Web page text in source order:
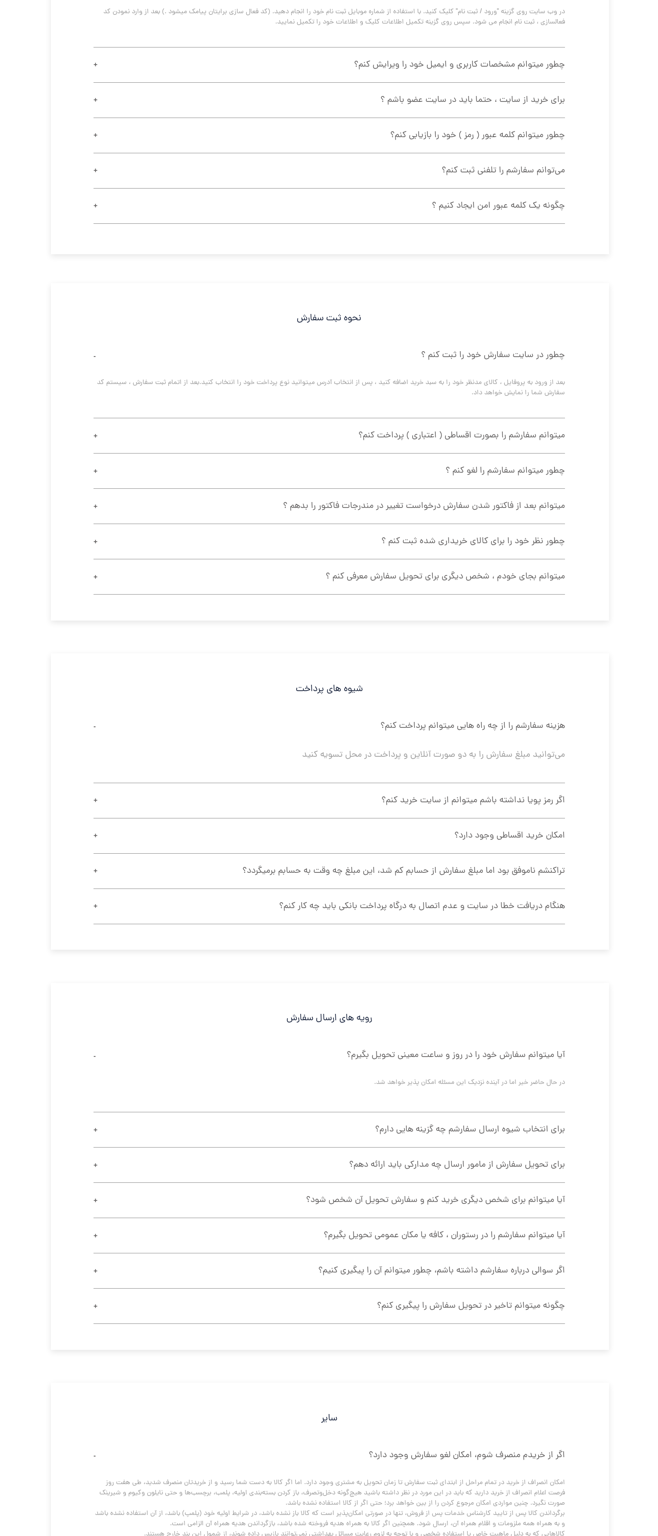
فعالسازی ، ثبت نام انجام می شود. سپس روی گزینه تکمیل اطلاعات کلیک و اطلاعات خود را تکمیل نمایید.
چطور میتوانم مشخصات کاربری و ایمیل خود را ویرایش کنم؟
برای خرید از سایت ، حتما باید در سایت عضو باشم ؟
چطور میتوانم کلمه عبور ( رمز ) خود را بازیابی کنم؟
می‏‌توانم سفارشم را تلفنی ثبت کنم؟
چگونه یک کلمه عبور امن ایجاد کنیم ؟
نحوه ثبت سفارش
چطور در سایت سفارش خود را ثبت کنم ؟
سفارش شما را نمایش خواهد داد.
میتوانم سفارشم را بصورت اقساطی ( اعتباری ) پرداخت کنم؟
چطور میتوانم سفارشم را لغو کنم ؟
میتوانم بعد از فاکتور شدن سفارش درخواست تغییر در مندرجات فاکتور را بدهم ؟
چطور نظر خود را برای کالای خریداری شده ثبت کنم ؟
میتوانم بجای خودم ، شخص دیگری برای تحویل سفارش معرفی کنم ؟
شیوه های پرداخت
هزینه سفارشم را از چه راه هایی میتوانم پرداخت کنم؟
می‌توانید مبلغ سفارش را به دو صورت آنلاین و پرداخت در محل تسویه کنید
اگر رمز پویا نداشته باشم میتوانم از سایت خرید کنم؟
امکان خرید اقساطی وجود دارد؟
تراکنشم ناموفق بود اما مبلغ سفارش از حسابم کم شد، این مبلغ چه وقت به حسابم برمیگردد؟
هنگام دریافت خطا در سایت و عدم اتصال به درگاه پرداخت بانکی باید چه کار کنم؟
رویه های ارسال سفارش
آیا میتوانم سفارش خود را در روز و ساعت معینی تحویل بگیرم؟
در حال حاضر خیر اما در آینده نزدیک این مسئله امکان پذیر خواهد شد.
برای انتخاب شیوه ارسال سفارشم چه گزینه هایی دارم؟
برای تحویل سفارش از مامور ارسال چه مدارکی باید ارائه دهم؟
آیا میتوانم برای شخص دیگری خرید کنم و سفارش تحویل آن شخص شود؟
آیا میتوانم سفارشم را در رستوران ، کافه یا مکان عمومی تحویل بگیرم؟
اگر سوالی درباره سفارشم داشته باشم، چطور میتوانم آن را پیگیری کنیم؟
چگونه میتوانم تاخیر در تحویل سفارش را پیگیری کنم؟
سایر
اگر از خریدم منصرف شوم، امکان لغو سفارش وجود دارد؟
صورت نگیرد. چنین مواردی امکان مرجوع کردن را از بین خواهد برد؛ حتی اگر از کالا استفاده نشده باشد.
و به همراه همه ملزومات و اقلام همراه آن، ارسال شود. همچنین اگر کالا به‌ همراه هدیه فروخته شده باشد، بازگرداندن هدیه همراه آن الزامی است.